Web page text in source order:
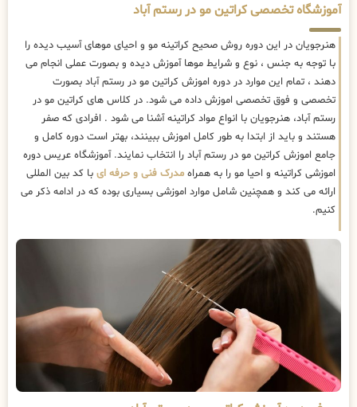
آموزشگاه تخصصی کراتین مو در رستم آباد
هنرجویان در این دوره روش صحیح کراتینه مو و احیای موهای آسیب دیده را
با توجه به جنس ، نوع و شرایط موها آموزش دیده و بصورت عملی انجام می
دهند ، تمام این موارد در دوره اموزش کراتین مو در رستم آباد بصورت
تخصصی و فوق تخصصی اموزش داده می شود. در کلاس های کراتین مو در
رستم آباد، هنرجویان با انواع مواد کراتینه آشنا می شود . افرادی که صفر
هستند و باید از ابتدا به طور کامل اموزش ببینند، بهتر است دوره کامل و
جامع اموزش کراتین مو در رستم آباد را انتخاب نمایند. آموزشگاه عریس دوره
اموزشی کراتینه و احیا مو را به همراه مدرک فنی و حرفه ای با کد بین المللی
ارائه می کند و همچنین شامل موارد اموزشی بسیاری بوده که در ادامه ذکر می
کنیم.